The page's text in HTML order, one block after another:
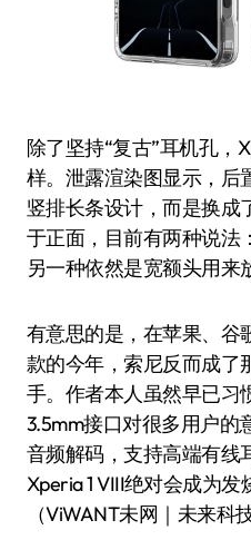
除了坚持“复古”耳机孔，
样。泄露渲染图显示，后
竖排长条设计，而是换成
于正面，目前有两种说法
另一种依然是宽额头用来
有意思的是，在苹果、谷
款的今年，索尼反而成了
手。作者本人虽然早已习
3.5mm接口对很多用户
音频解码，支持高端有线
Xperia 1 VIII绝对会成为发
（ViWANT未网｜未来科